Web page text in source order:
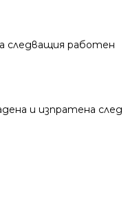
следващия работен
и изпратена след